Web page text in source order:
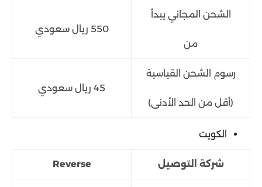
الشحن المجاني يبدأ
من
550 ريال سعودي
رسوم الشحن القياسية
(أقل من الحد الأدنى)
45 ريال سعودي
الكويت
شركة التوصيل Reverse